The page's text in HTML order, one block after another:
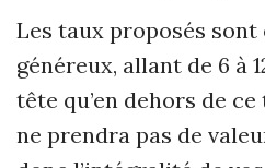
Les taux proposés sont
généreux, allant de 6 à
tête qu’en dehors de
ne prendra pas de